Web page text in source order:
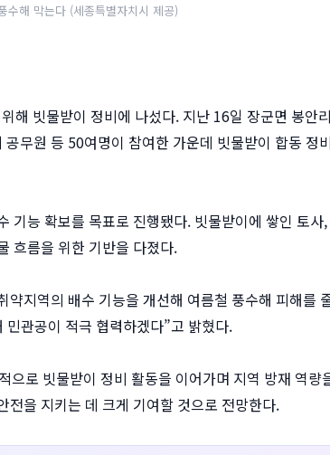
수해 막는다 (세종특별자치시 제공)
해 빗물받이 정비에 나섰다. 지난 16일 장군면 봉안
무원 등 50여명이 참여한 가운데 빗물받이 합동 정
능 확보를 목표로 진행됐다. 빗물받이에 쌓인 토사
흐름을 위한 기반을 다졌다.
지역의 배수 기능을 개선해 여름철 풍수해 피해를
관공이 적극 협력하겠다”고 밝혔다.
으로 빗물받이 정비 활동을 이어가며 지역 방재 역량
을 지키는 데 크게 기여할 것으로 전망한다.